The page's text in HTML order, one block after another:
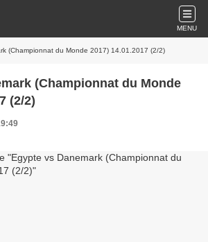
MENU
(Championnat du Monde 2017) 14.01.2017 (2/2)
(Championnat du Monde
(2/2)